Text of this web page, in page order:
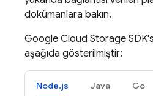
dokümanlara bakın.
Google Cloud Storage
aşağıda gösterilmiştir:
Node.js Java Go